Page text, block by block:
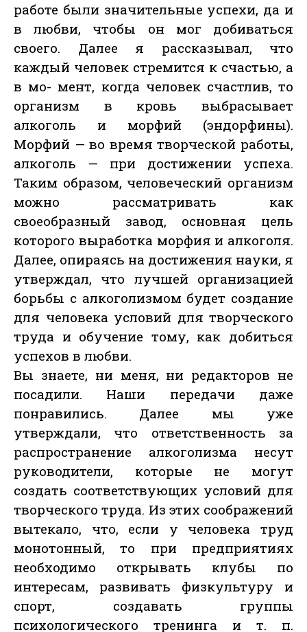
работе были значительные успехи, да и
в любви, чтобы он мог добиваться
своего. Далее я рассказывал, что
каждый человек стремится к счастью, а
в мо- мент, когда человек счастлив, то
организм в кровь выбрасывает
алкоголь и морфий (эндорфины).
Морфий — во время творческой работы,
алкоголь — при достижении успеха.
Таким образом, человеческий организм
можно рассматривать как
своеобразный завод, основная цель
которого выработка морфия и алкоголя.
Далее, опираясь на достижения науки, я
утверждал, что лучшей организацией
борьбы с алкоголизмом будет создание
для человека условий для творческого
труда и обучение тому, как добиться
успехов в любви.
Вы знаете, ни меня, ни редакторов не
посадили. Наши передачи даже
понравились. Далее мы уже
утверждали, что ответственность за
распространение алкоголизма несут
руководители, которые не могут
создать соответствующих условий для
творческого труда. Из этих соображений
вытекало, что, если у человека труд
монотонный, то при предприятиях
необходимо открывать клубы по
интересам, развивать физкультуру и
спорт, создавать группы
психологического тренинга и т. п.